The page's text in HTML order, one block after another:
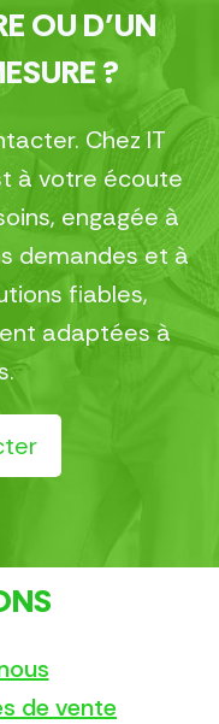
OU D’UN
?
Chez IT
à votre écoute
engagée à
demandes et à
fiables,
adaptées à
de vente